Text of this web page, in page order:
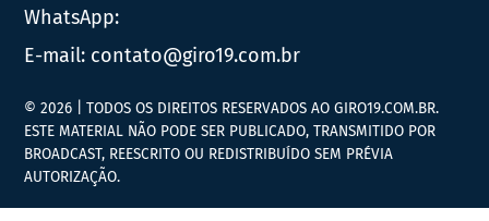
WhatsApp:
E-mail: contato@giro19.com.br
© 2026 | TODOS OS DIREITOS RESERVADOS AO GIRO19.COM.BR.
ESTE MATERIAL NÃO PODE SER PUBLICADO, TRANSMITIDO POR
BROADCAST, REESCRITO OU REDISTRIBUÍDO SEM PRÉVIA
AUTORIZAÇÃO.